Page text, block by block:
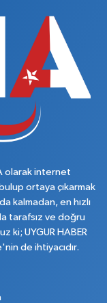
olarak internet
ortaya çıkarmak
kalmadan, en hızlı
tarafsız ve doğru
ki; UYGUR HABER
de ihtiyacıdır.